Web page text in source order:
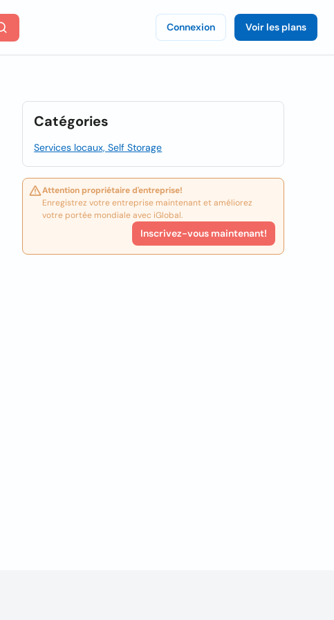
Connexion Voir les plans
Catégories
Services locaux, Self Storage
Attention propriétaire d'entreprise!
Enregistrez votre entreprise maintenant et améliorez
votre portée mondiale avec iGlobal.
Inscrivez-vous maintenant!